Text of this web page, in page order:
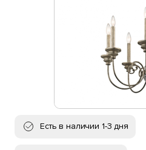
Есть в наличии 1-3 дня